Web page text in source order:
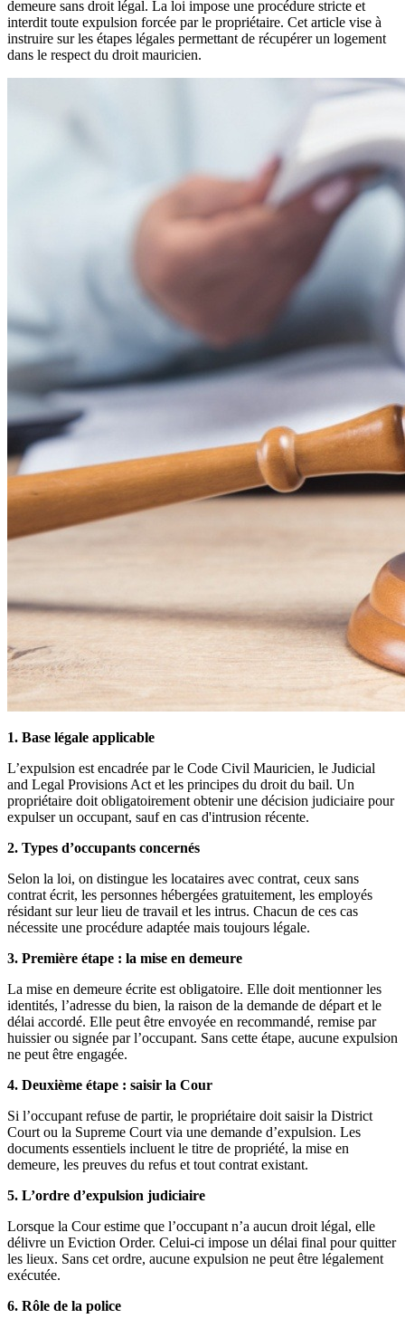
demeure sans droit légal. La loi impose une procédure stricte et
interdit toute expulsion forcée par le propriétaire. Cet article vise à
instruire sur les étapes légales permettant de récupérer un logement
dans le respect du droit mauricien.
1. Base légale applicable
L’expulsion est encadrée par le Code Civil Mauricien, le Judicial
and Legal Provisions Act et les principes du droit du bail. Un
propriétaire doit obligatoirement obtenir une décision judiciaire pour
expulser un occupant, sauf en cas d'intrusion récente.
2. Types d’occupants concernés
Selon la loi, on distingue les locataires avec contrat, ceux sans
contrat écrit, les personnes hébergées gratuitement, les employés
résidant sur leur lieu de travail et les intrus. Chacun de ces cas
nécessite une procédure adaptée mais toujours légale.
3. Première étape : la mise en demeure
La mise en demeure écrite est obligatoire. Elle doit mentionner les
identités, l’adresse du bien, la raison de la demande de départ et le
délai accordé. Elle peut être envoyée en recommandé, remise par
huissier ou signée par l’occupant. Sans cette étape, aucune expulsion
ne peut être engagée.
4. Deuxième étape : saisir la Cour
Si l’occupant refuse de partir, le propriétaire doit saisir la District
Court ou la Supreme Court via une demande d’expulsion. Les
documents essentiels incluent le titre de propriété, la mise en
demeure, les preuves du refus et tout contrat existant.
5. L’ordre d’expulsion judiciaire
Lorsque la Cour estime que l’occupant n’a aucun droit légal, elle
délivre un Eviction Order. Celui-ci impose un délai final pour quitter
les lieux. Sans cet ordre, aucune expulsion ne peut être légalement
exécutée.
6. Rôle de la police